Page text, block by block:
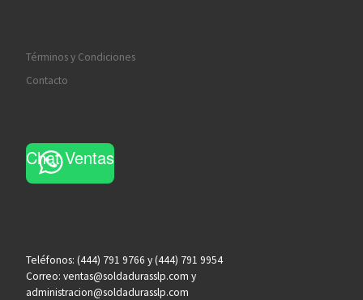
Términos y Condiciones
Contacto
Chat Ventas
Teléfonos: (444) 791 9766 y (444) 791 9954
Correo: ventas@soldadurasslp.com y
administracion@soldadurasslp.com